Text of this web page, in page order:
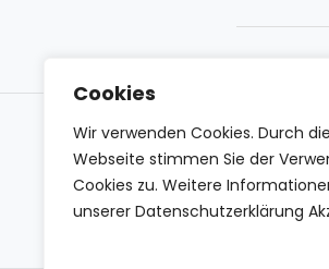
Cookies
Wir verwenden Cookies. Durch
Webseite stimmen Sie der
Cookies zu. Weitere
unserer Datenschutzerklärung